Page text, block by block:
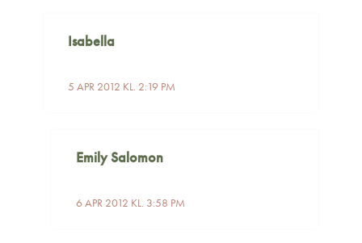
Isabella
5 APR 2012 KL. 2:19 PM
Emily Salomon
6 APR 2012 KL. 3:58 PM